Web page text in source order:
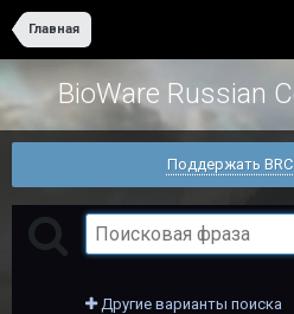
Главная
BioWare Russian
Поддержать
Другие варианты поиска